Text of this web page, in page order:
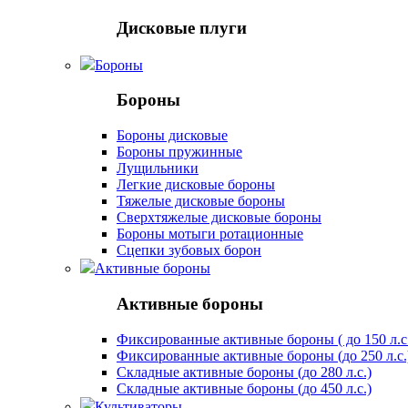
Дисковые плуги
Бороны
Бороны
Бороны дисковые
Бороны пружинные
Лущильники
Легкие дисковые бороны
Тяжелые дисковые бороны
Сверхтяжелые дисковые бороны
Бороны мотыги ротационные
Сцепки зубовых борон
Активные бороны
Активные бороны
Фиксированные активные бороны ( до 150
Фиксированные активные бороны (до 250
Складные активные бороны (до 280 л.с.)
Складные активные бороны (до 450 л.с.)